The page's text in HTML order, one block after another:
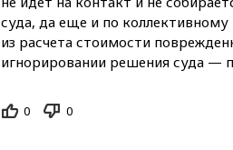
суда, да еще и по
из расчета стоимости
игнорировании решения суда —
0 0